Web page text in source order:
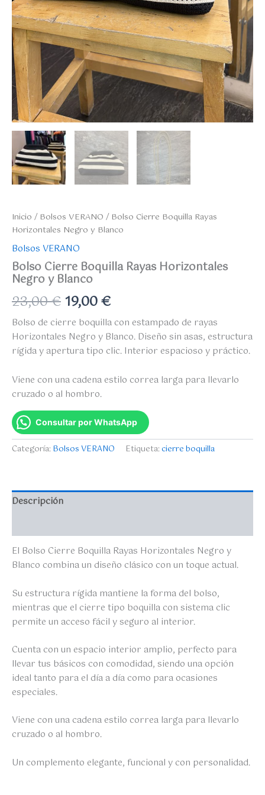
Inicio / Bolsos VERANO / Bolso Cierre Boquilla Rayas
Horizontales Negro y Blanco
Bolsos VERANO
Bolso Cierre Boquilla Rayas Horizontales
Negro y Blanco
23,00€ 19,00€
Bolso de cierre boquilla con estampado de rayas
Horizontales Negro y Blanco. Diseño sin asas, estructura
rígida y apertura tipo clic. Interior espacioso y práctico.
Viene con una cadena estilo correa larga para llevarlo
cruzado o al hombro.
Consultar por WhatsApp
Categoría: Bolsos VERANO Etiqueta:cierre boquilla
Descripción
El Bolso Cierre Boquilla Rayas Horizontales Negro y
Blanco combina un diseño clásico con un toque actual.
Su estructura rígida mantiene la forma del bolso,
mientras que el cierre tipo boquilla con sistema clic
permite un acceso fácil y seguro al interior.
Cuenta con un espacio interior amplio, perfecto para
llevar tus básicos con comodidad, siendo una opción
ideal tanto para el día a día como para ocasiones
especiales.
Viene con una cadena estilo correa larga para llevarlo
cruzado o al hombro.
Un complemento elegante, funcional y con personalidad.